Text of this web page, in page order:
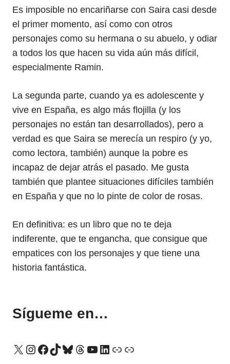
Es imposible no encariñarse con Saira casi desde
el primer momento, así como con otros
personajes como su hermana o su abuelo, y odiar
a todos los que hacen su vida aún más difícil,
especialmente Ramin.
La segunda parte, cuando ya es adolescente y
vive en España, es algo más flojilla (y los
personajes no están tan desarrollados), pero a
verdad es que Saira se merecía un respiro (y yo,
como lectora, también) aunque la pobre es
incapaz de dejar atrás el pasado. Me gusta
también que plantee situaciones difíciles también
en España y que no lo pinte de color de rosas.
En definitiva: es un libro que no te deja
indiferente, que te engancha, que consigue que
empatices con los personajes y que tiene una
historia fantástica.
Sígueme en…
X Instagram
Facebook
TikTok
Bluesky
Threads
YouTube
LinkedIn
Enlace
Enlace